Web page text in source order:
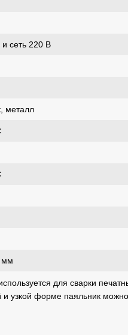
и сеть 220 В
металл
мм
для сварки
и узкой форме паяльник можно